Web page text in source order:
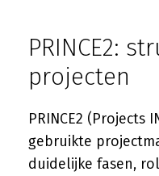
PRINCE2:
projecten
PRINCE2
gebruikte
duidelijke fasen,